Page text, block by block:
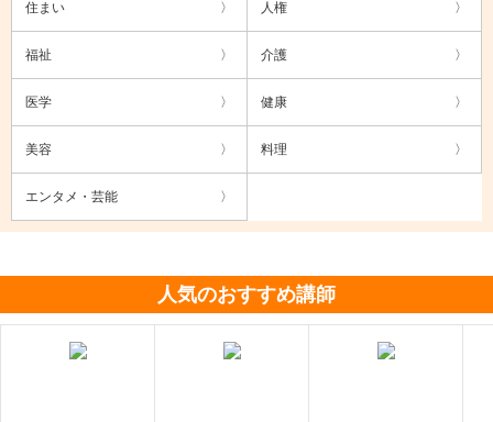
住まい 人権
福祉 介護
医学 健康
美容 料理
エンタメ・芸能
人気のおすすめ講師